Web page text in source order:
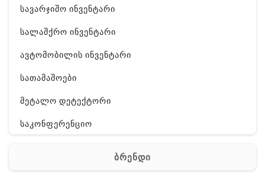
სავარჯიშო ინვენტარი
სალაშქრო ინვენტარი
ავტომობილის ინვენტარი
სათამაშოები
მეტალო დეტექტორი
საკონფერენციო
რაცია
ბრენდი